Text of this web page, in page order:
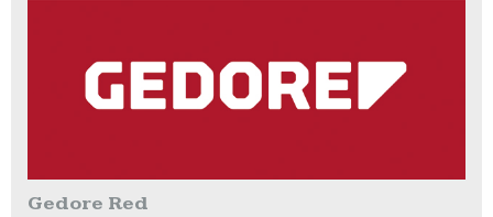
Gedore Red